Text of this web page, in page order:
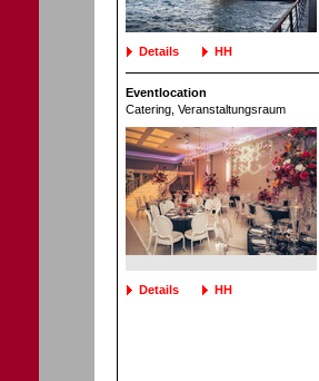
Details HH
Eventlocation
Catering , Veranstaltungsraum
Details HH